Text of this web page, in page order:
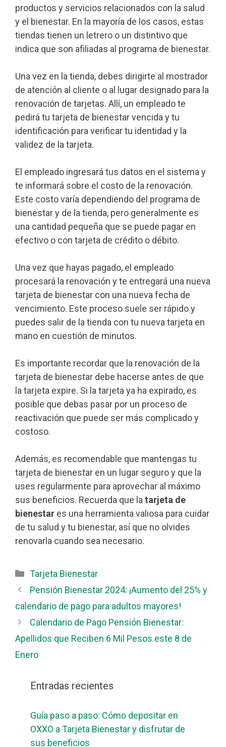
productos y servicios relacionados con la salud
y el bienestar. En la mayoría de los casos, estas
tiendas tienen un letrero o un distintivo que
indica que son afiliadas al programa de bienestar.
Una vez en la tienda, debes dirigirte al mostrador
de atención al cliente o al lugar designado para la
renovación de tarjetas. Allí, un empleado te
pedirá tu tarjeta de bienestar vencida y tu
identificación para verificar tu identidad y la
validez de la tarjeta.
El empleado ingresará tus datos en el sistema y
te informará sobre el costo de la renovación.
Este costo varía dependiendo del programa de
bienestar y de la tienda, pero generalmente es
una cantidad pequeña que se puede pagar en
efectivo o con tarjeta de crédito o débito.
Una vez que hayas pagado, el empleado
procesará la renovación y te entregará una nueva
tarjeta de bienestar con una nueva fecha de
vencimiento. Este proceso suele ser rápido y
puedes salir de la tienda con tu nueva tarjeta en
mano en cuestión de minutos.
Es importante recordar que la renovación de la
tarjeta de bienestar debe hacerse antes de que
la tarjeta expire. Si la tarjeta ya ha expirado, es
posible que debas pasar por un proceso de
reactivación que puede ser más complicado y
costoso.
Además, es recomendable que mantengas tu
tarjeta de bienestar en un lugar seguro y que la
uses regularmente para aprovechar al máximo
sus beneficios. Recuerda que la tarjeta de
bienestar es una herramienta valiosa para cuidar
de tu salud y tu bienestar, así que no olvides
renovarla cuando sea necesario.
Categorías
Tarjeta Bienestar
Pensión Bienestar 2024: ¡Aumento del 25% y
calendario de pago para adultos mayores!
Calendario de Pago Pensión Bienestar:
Apellidos que Reciben 6 Mil Pesos este 8 de
Enero
Entradas recientes
Guía paso a paso: Cómo depositar en
OXXO a Tarjeta Bienestar y disfrutar de
sus beneficios